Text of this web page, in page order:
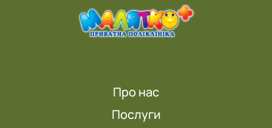
Про нас
Послуги